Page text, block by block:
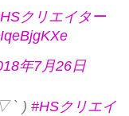
クリエイター
年7月26日
` ) #HSクリエイ